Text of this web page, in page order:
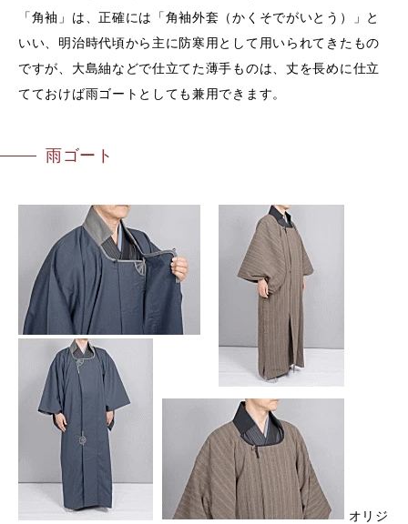
「角袖」は、正確には「角袖外套（かくそでがいとう）」と
いい、明治時代頃から主に防寒用として用いられてきたもの
ですが、大島紬などで仕立てた薄手ものは、丈を長めに仕立
てておけば雨ゴートとしても兼用できます。
雨ゴート
オリジ